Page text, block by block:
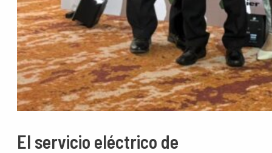
El servicio eléctrico de